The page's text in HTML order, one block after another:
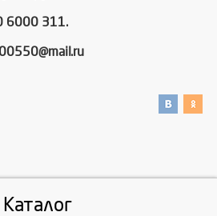
6000 311.
Каталог